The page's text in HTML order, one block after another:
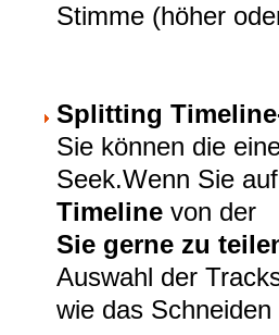
Stimme (höher
Splitting
Sie können die
Seek.Wenn Sie
Timeline von der
Sie gerne zu
Auswahl der
wie das